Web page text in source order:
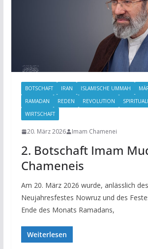
BOTSCHAFT IRAN ISLAMISCHE UMMAH
RAMADAN
REDEN REVOLUTION
WIRTSCHAFT
20. März 2026 Imam Chamenei
2. Botschaft Imam
Chameneis
Am 20. März 2026 wurde, anlässlich
Neujahresfestes Nowruz und des
Ende des Monats Ramadans,
Weiterlesen